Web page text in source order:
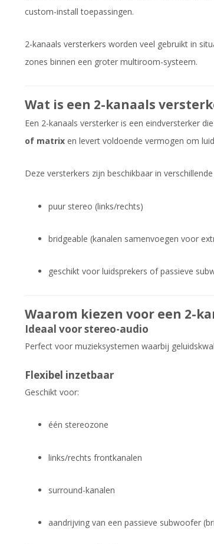
custom-install toepassingen.
2-kanaals versterkers worden veel gebruikt in
zones binnen een groter multiroom-systeem.
Wat is een 2-kanaals
Een 2-kanaals versterker is een eindversterker
of matrix en levert voldoende vermogen om
Deze versterkers zijn beschikbaar in
puur stereo (links/rechts)
bridgeable (kanalen samenvoegen voor
geschikt voor luidsprekers of passieve
Waarom kiezen voor een 2-
Ideaal voor stereo-audio
Perfect voor muzieksystemen waarbij
Flexibel inzetbaar
Geschikt voor:
één stereozone
links/rechts frontkanalen
surround-kanalen
aandrijving van een passieve subwoofer